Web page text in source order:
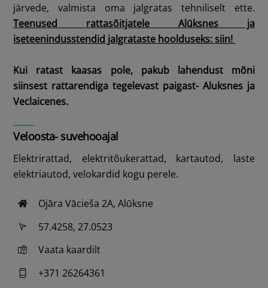
järvede, valmista oma jalgratas tehniliselt ette.
Teenused rattasõitjatele Alūksnes ja
iseteenindusstendid jalgrataste hoolduseks:siin!
Kui ratast kaasas pole, pakub lahendust mõni
siinsest rattarendiga tegelevast paigast- Aluksnes ja
Veclaicenes.
Veloosta- suvehooajal
Elektrirattad, elektritõukerattad, kartautod, laste
elektriautod, velokardid kogu perele.
Ojāra Vācieša 2A, Alūksne
57.4258, 27.0523
Vaata kaardilt
+371 26264361